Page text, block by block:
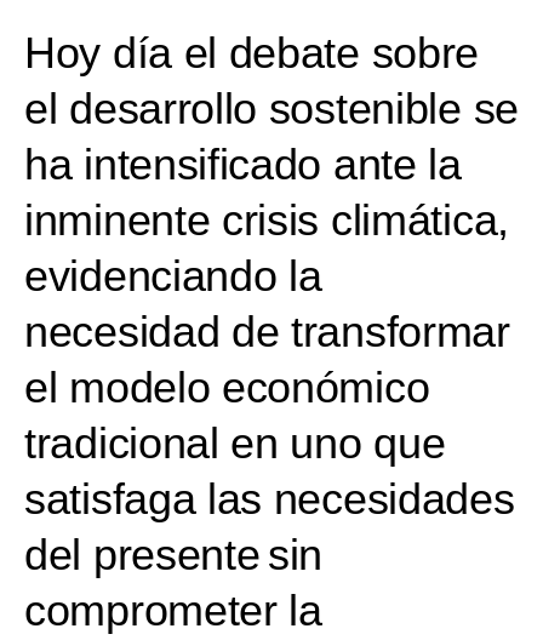
Hoy día el debate sobre
el desarrollo sostenible se
ha intensificado ante la
inminente crisis climática,
evidenciando la
necesidad de transformar
el modelo económico
tradicional en uno que
satisfaga las necesidades
del presente sin
comprometer la